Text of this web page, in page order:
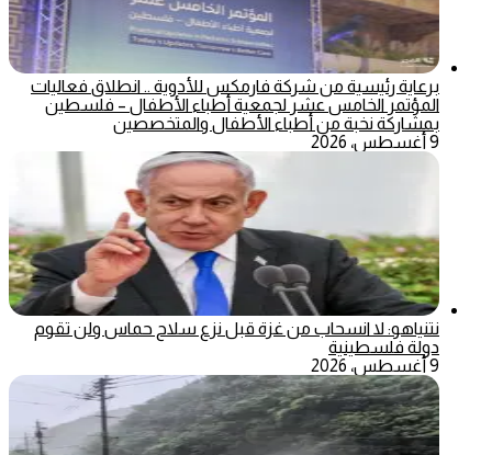
برعاية رئيسية من شركة فارمكس للأدوية .. انطلاق فعاليات
المؤتمر الخامس عشر لجمعية أطباء الأطفال – فلسطين
بمشاركة نخبة من أطباء الأطفال والمتخصصين
9 أغسطس، 2026
نتنياهو: لا انسحاب من غزة قبل نزع سلاح حماس ولن تقوم
دولة فلسطينية
9 أغسطس، 2026